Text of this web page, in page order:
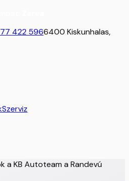
422 5966400 Kiskunhalas,
Szerviz
a KB Autoteam a Randevú